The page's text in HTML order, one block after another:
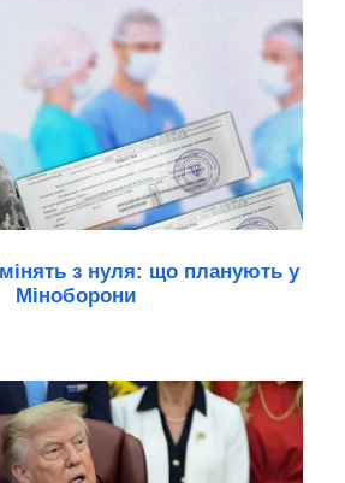
з нуля: що планують у
Міноборони